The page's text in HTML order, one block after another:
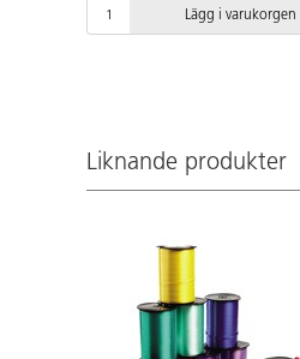
Lägg i varukorgen
Liknande produkter